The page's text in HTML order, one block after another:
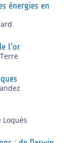
énergies en
l’or
Loquès